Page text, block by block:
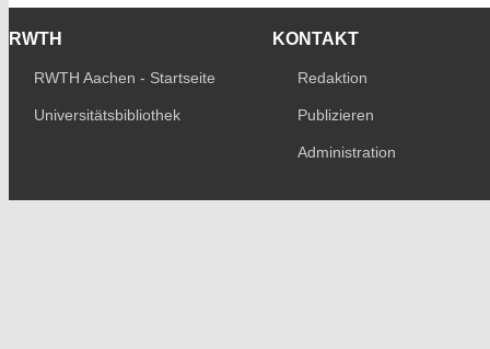
RWTH
RWTH Aachen - Startseite
Universitätsbibliothek
KONTAKT
Redaktion
Publizieren
Administration